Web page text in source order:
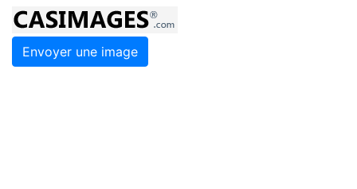
Envoyer une image